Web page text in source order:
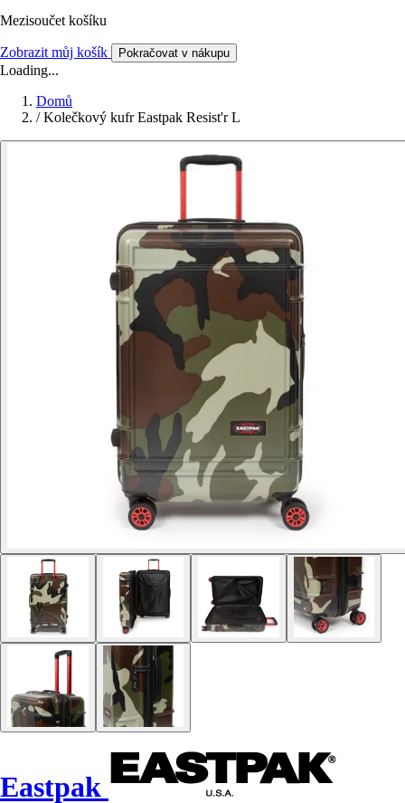
Mezisoučet košíku
Zobrazit můj košík Pokračovat v nákupu
Loading...
Domů
/ Kolečkový kufr Eastpak Resist'r L
Eastpak